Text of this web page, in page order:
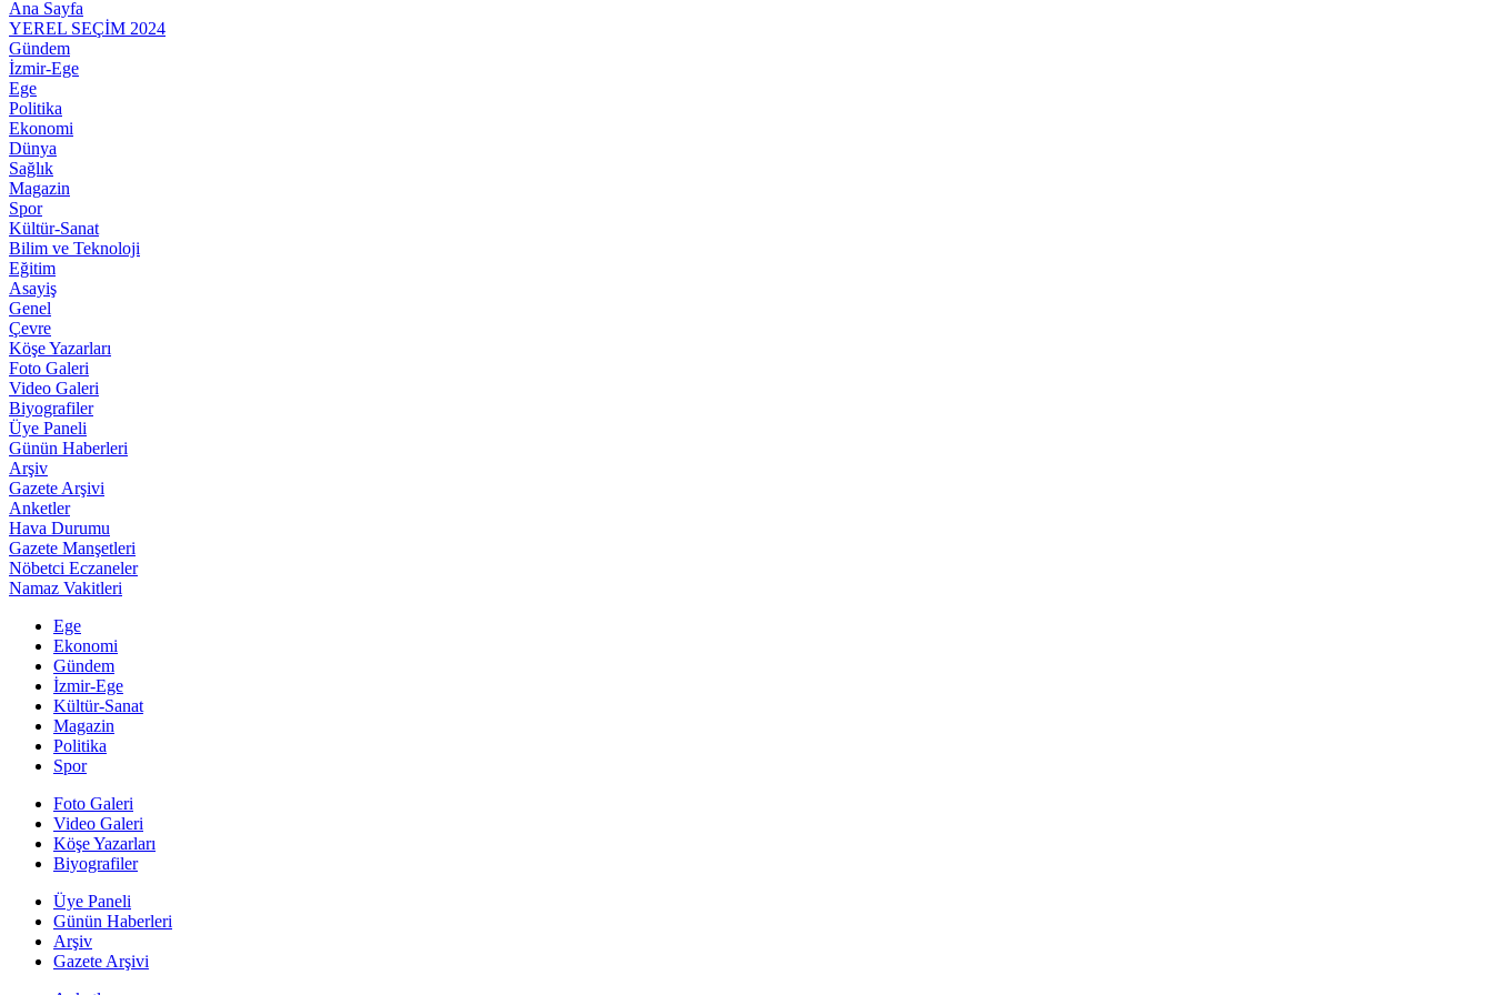
Ana Sayfa
YEREL SEÇİM 2024
Gündem
İzmir-Ege
Ege
Politika
Ekonomi
Dünya
Sağlık
Magazin
Spor
Kültür-Sanat
Bilim ve Teknoloji
Eğitim
Asayiş
Genel
Çevre
Köşe Yazarları
Foto Galeri
Video Galeri
Biyografiler
Üye Paneli
Günün Haberleri
Arşiv
Gazete Arşivi
Anketler
Hava Durumu
Gazete Manşetleri
Nöbetci Eczaneler
Namaz Vakitleri
Ege
Ekonomi
Gündem
İzmir-Ege
Kültür-Sanat
Magazin
Politika
Spor
Foto Galeri
Video Galeri
Köşe Yazarları
Biyografiler
Üye Paneli
Günün Haberleri
Arşiv
Gazete Arşivi